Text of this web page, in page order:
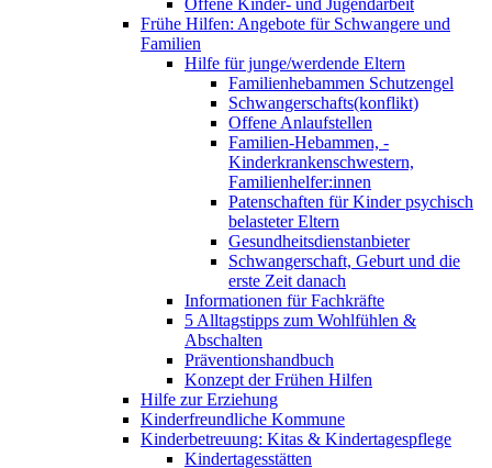
Offene Kinder- und Jugendarbeit
Frühe Hilfen: Angebote für Schwangere und
Familien
Hilfe für junge/werdende Eltern
Familienhebammen Schutzengel
Schwangerschafts(konflikt)
Offene Anlaufstellen
Familien-Hebammen, -
Kinderkrankenschwestern,
Familienhelfer:innen
Patenschaften für Kinder psychisch
belasteter Eltern
Gesundheitsdienstanbieter
Schwangerschaft, Geburt und die
erste Zeit danach
Informationen für Fachkräfte
5 Alltagstipps zum Wohlfühlen &
Abschalten
Präventionshandbuch
Konzept der Frühen Hilfen
Hilfe zur Erziehung
Kinderfreundliche Kommune
Kinderbetreuung: Kitas & Kindertagespflege
Kindertagesstätten